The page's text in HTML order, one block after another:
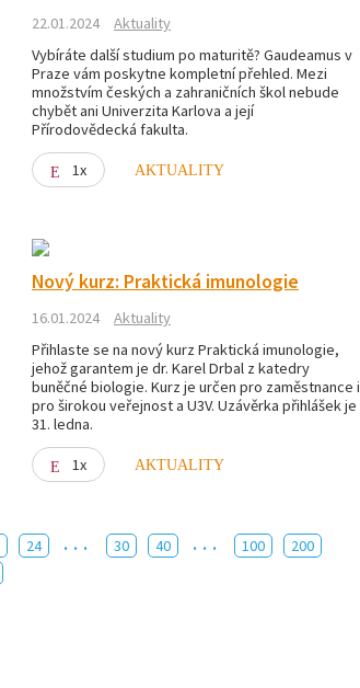
22.01.2024
Aktuality
Vybíráte další studium po maturitě? Gaudeamus v
Praze vám poskytne kompletní přehled. Mezi
množstvím českých a zahraničních škol nebude
chybět ani Univerzita Karlova a její
Přírodovědecká fakulta.
1x AKTUALITY
Nový kurz: Praktická imunologie
16.01.2024
Aktuality
Přihlaste se na nový kurz Praktická imunologie,
jehož garantem je dr. Karel Drbal z katedry
buněčné biologie. Kurz je určen pro zaměstnance i
pro širokou veřejnost a U3V. Uzávěrka přihlášek je
31. ledna.
1x AKTUALITY
24 ... 30 40 ... 100
200